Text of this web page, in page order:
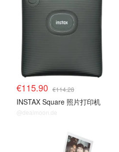
€115.90 €114.28
INSTAX Square 照片打印机
@dealmoon.de